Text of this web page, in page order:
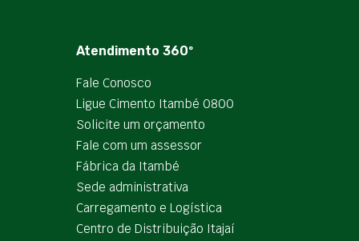
Atendimento 360º
Fale Conosco
Ligue Cimento Itambé 0800
Solicite um orçamento
Fale com um assessor
Fábrica da Itambé
Sede administrativa
Carregamento e Logística
Centro de Distribuição Itajaí